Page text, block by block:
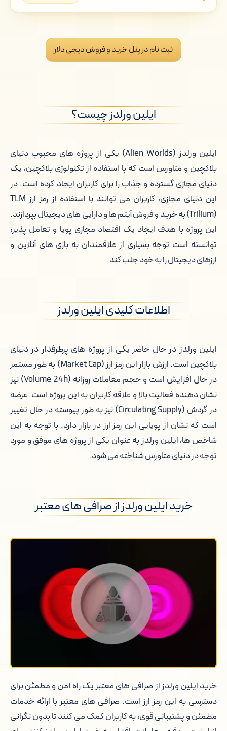
ایلین ورلدز چیست؟
اطلاعات کلیدی ایلین ورلدز
چرا دیجی دلار برای خرید ایلین ورلدز؟
قیمت لحظه ای ایلین ورلدز
تغییرات قیمت ایلین ورلدز
کیف پول های ایلین ورلدز
قیمت لحظه ای ایلین ورلدز به تومان
احراز هویت برای خرید ایلین ورلدز
نحوه ایجاد ایلین ورلدز (Alien Worlds)
فرصت ها و تهدیدهای ایلین ورلدز
بهترین صرافی برای خرید ایلین ورلدز
ایلین ورلدز: رقیبی نوظهور در دنیای
بلاکچین با مقایسه ای بر خرید بیت کوین و
اتریوم
ثبت نام در پنل خرید و فروش دیجی دلار
ایلین ورلدز چیست؟
ایلین ورلدز (Alien Worlds) یکی از پروژه های محبوب دنیای
بلاکچین و متاورس است که با استفاده از تکنولوژی بلاکچین، یک
دنیای مجازی گسترده و جذاب را برای کاربران ایجاد کرده است. در
این دنیای مجازی، کاربران می توانند با استفاده از رمز ارز TLM
(Trilium) به خرید و فروش آیتم ها و دارایی های دیجیتال بپردازند.
این پروژه با هدف ایجاد یک اقتصاد مجازی پویا و تعامل پذیر،
توانسته است توجه بسیاری از علاقمندان به بازی های آنلاین و
ارزهای دیجیتال را به خود جلب کند.
اطلاعات کلیدی ایلین ورلدز
ایلین ورلدز در حال حاضر یکی از پروژه های پرطرفدار در دنیای
بلاکچین است. ارزش بازار این رمز ارز (Market Cap) به طور مستمر
در حال افزایش است و حجم معاملات روزانه (Volume 24h) نیز
نشان دهنده فعالیت بالا و علاقه کاربران به این پروژه است. عرضه
در گردش (Circulating Supply) نیز به طور پیوسته در حال تغییر
است که نشان از پویایی این رمز ارز در بازار دارد. با توجه به این
شاخص ها، ایلین ورلدز به عنوان یکی از پروژه های موفق و مورد
توجه در دنیای متاورس شناخته می شود.
خرید ایلین ورلدز از صرافی های معتبر
خرید ایلین ورلدز از صرافی های معتبر یک راه امن و مطمئن برای
دسترسی به این رمز ارز است. صرافی های معتبر با ارائه خدمات
مطمئن و پشتیبانی قوی، به کاربران کمک می کنند تا بدون نگرانی